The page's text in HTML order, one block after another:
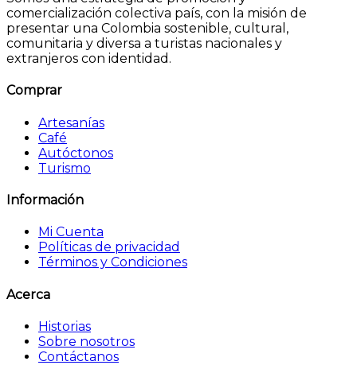
comercialización colectiva país, con la misión de
presentar una Colombia sostenible, cultural,
comunitaria y diversa a turistas nacionales y
extranjeros con identidad.
Comprar
Artesanías
Café
Autóctonos
Turismo
Información
Mi Cuenta
Políticas de privacidad
Términos y Condiciones
Acerca
Historias
Sobre nosotros
Contáctanos